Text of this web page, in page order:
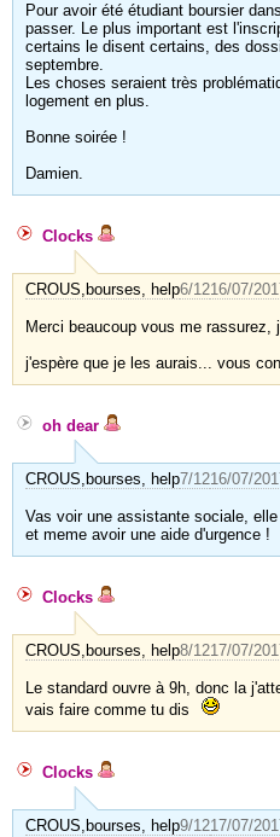
Pour avoir été étudiant boursier
passer. Le plus important est
certains le disent certains, des
septembre.
Les choses seraient très
logement en plus.
Bonne soirée !
Damien.
Clocks
CROUS,bourses, help6/1216/07/
Merci beaucoup vous me rassurez,
j'espère que je les aurais... vous
oh dear
CROUS,bourses, help7/1216/07/
Vas voir une assistante sociale,
et meme avoir une aide d'urgence !
Clocks
CROUS,bourses, help8/1217/07/
Le standard ouvre à 9h, donc la
vais faire comme tu dis
Clocks
CROUS,bourses, help9/1217/07/